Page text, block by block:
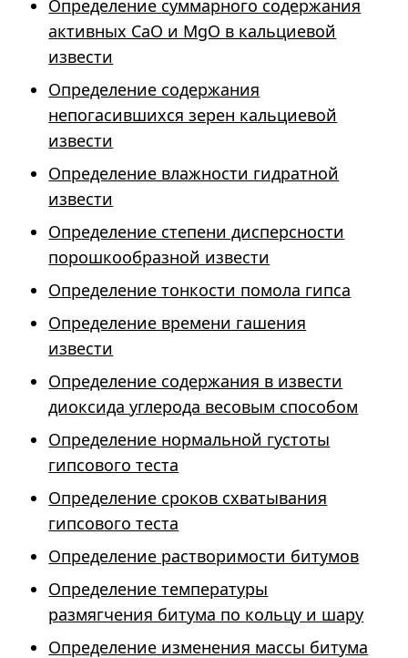
Определение суммарного содержания
активных СаО и МgО в кальциевой
извести
Определение содержания
непогасившихся зерен кальциевой
извести
Определение влажности гидратной
извести
Определение степени дисперсности
порошкообразной извести
Определение тонкости помола гипса
Определение времени гашения
извести
Определение содержания в извести
диоксида углерода весовым способом
Определение нормальной густоты
гипсового теста
Определение сроков схватывания
гипсового теста
Определение растворимости битумов
Определение температуры
размягчения битума по кольцу и шару
Определение изменения массы битума